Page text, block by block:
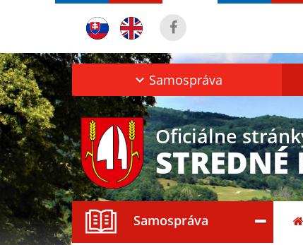
Samospráva
Oficiálne
Samospráva